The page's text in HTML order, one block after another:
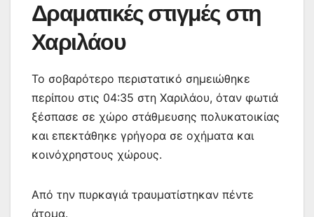
Δραματικές στιγμές στη
Χαριλάου
Το σοβαρότερο περιστατικό σημειώθηκε
περίπου στις 04:35 στη Χαριλάου, όταν φωτιά
ξέσπασε σε χώρο στάθμευσης πολυκατοικίας
και επεκτάθηκε γρήγορα σε οχήματα και
κοινόχρηστους χώρους.
Από την πυρκαγιά τραυματίστηκαν πέντε
άτομα.